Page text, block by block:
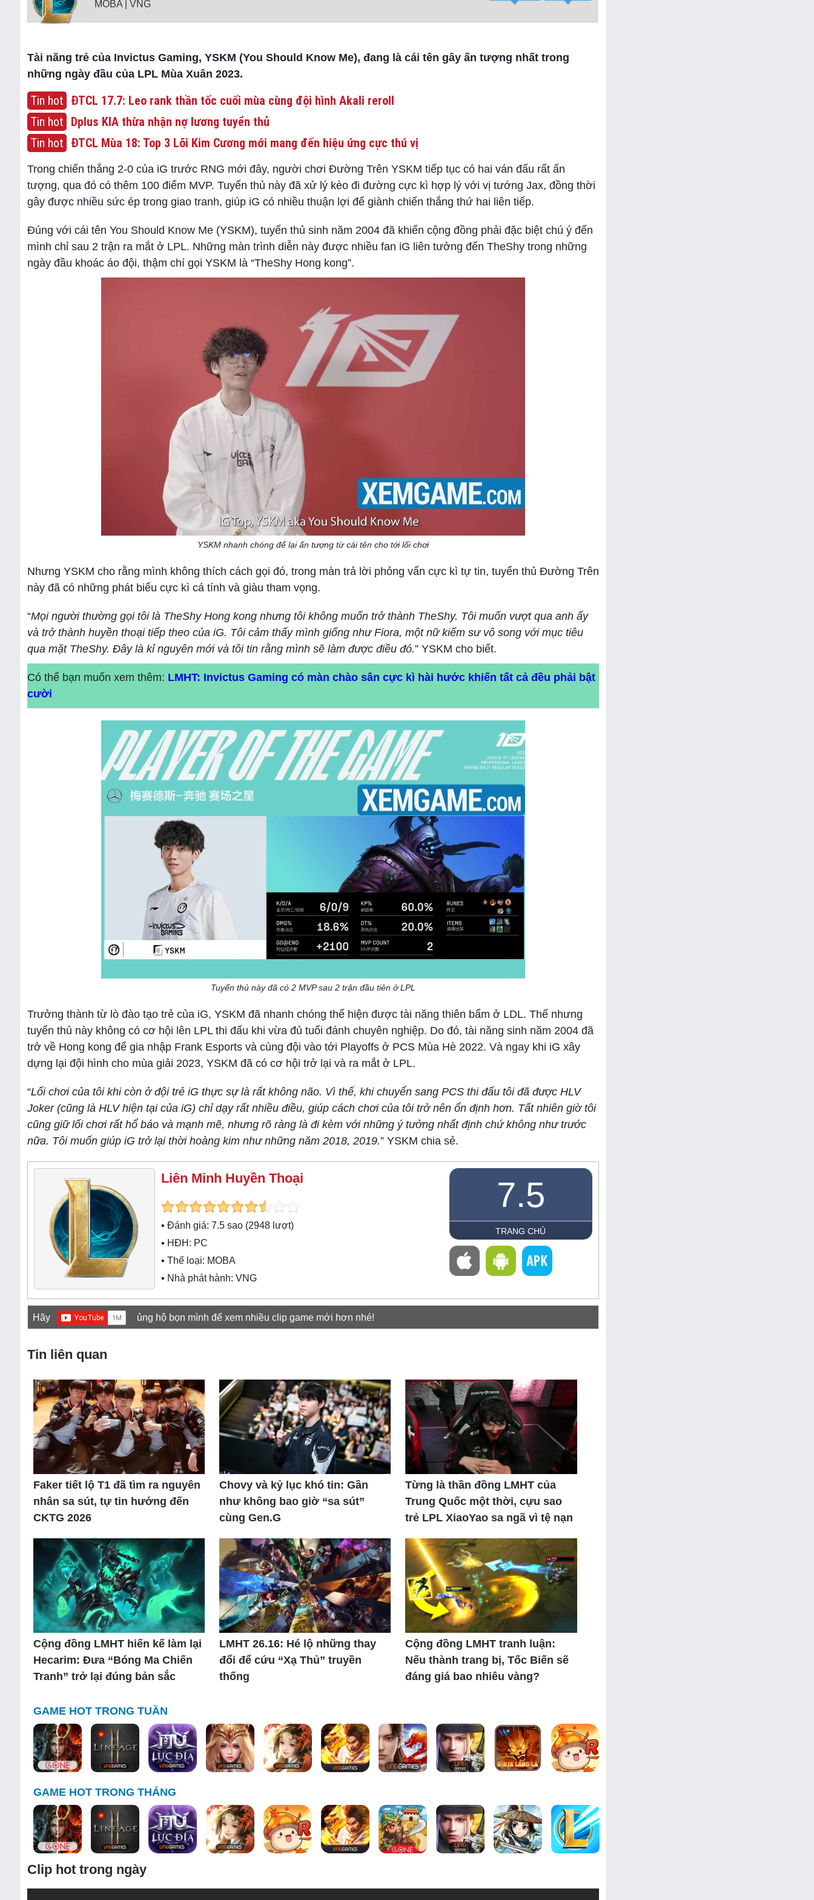
MOBA | VNG
Tài năng trẻ của Invictus Gaming, YSKM (You Should Know Me), đang là cái tên gây ấn tượng nhất trong
những ngày đầu của LPL Mùa Xuân 2023.
Tin hot ĐTCL 17.7: Leo rank thần tốc cuối mùa cùng đội hình Akali reroll
Tin hot Dplus KIA thừa nhận nợ lương tuyển thủ
Tin hot ĐTCL Mùa 18: Top 3 Lõi Kim Cương mới mang đến hiệu ứng cực thú vị
Trong chiến thắng 2-0 của iG trước RNG mới đây, người chơi Đường Trên YSKM tiếp tục có hai ván đấu rất ấn
tượng, qua đó có thêm 100 điểm MVP. Tuyển thủ này đã xử lý kèo đi đường cực kì hợp lý với vị tướng Jax, đồng thời
gây được nhiều sức ép trong giao tranh, giúp iG có nhiều thuận lợi để giành chiến thắng thứ hai liên tiếp.
Đúng với cái tên You Should Know Me (YSKM), tuyển thủ sinh năm 2004 đã khiến cộng đồng phải đặc biệt chú ý đến
mình chỉ sau 2 trận ra mắt ở LPL. Những màn trình diễn này được nhiều fan iG liên tưởng đến TheShy trong những
ngày đầu khoác áo đội, thậm chí gọi YSKM là “TheShy Hong kong”.
YSKM nhanh chóng để lại ấn tượng từ cái tên cho tới lối chơi
Nhưng YSKM cho rằng mình không thích cách gọi đó, trong màn trả lời phỏng vấn cực kì tự tin, tuyển thủ Đường Trên
này đã có những phát biểu cực kì cá tính và giàu tham vọng.
“Mọi người thường gọi tôi là TheShy Hong kong nhưng tôi không muốn trở thành TheShy. Tôi muốn vượt qua anh ấy
và trở thành huyền thoại tiếp theo của iG. Tôi cảm thấy mình giống như Fiora, một nữ kiếm sư vô song với mục tiêu
qua mặt TheShy. Đây là kỉ nguyên mới và tôi tin rằng mình sẽ làm được điều đó.” YSKM cho biết.
Có thể bạn muốn xem thêm: LMHT: Invictus Gaming có màn chào sân cực kì hài hước khiến tất cả đều phải bật
cười
Tuyển thủ này đã có 2 MVP sau 2 trận đầu tiên ở LPL
Trưởng thành từ lò đào tạo trẻ của iG, YSKM đã nhanh chóng thể hiện được tài năng thiên bẩm ở LDL. Thế nhưng
tuyển thủ này không có cơ hội lên LPL thi đấu khi vừa đủ tuổi đánh chuyên nghiệp. Do đó, tài năng sinh năm 2004 đã
trở về Hong kong để gia nhập Frank Esports và cùng đội vào tới Playoffs ở PCS Mùa Hè 2022. Và ngay khi iG xây
dựng lại đội hình cho mùa giải 2023, YSKM đã có cơ hội trở lại và ra mắt ở LPL.
“Lối chơi của tôi khi còn ở đội trẻ iG thực sự là rất không não. Vì thế, khi chuyển sang PCS thi đấu tôi đã được HLV
Joker (cũng là HLV hiện tại của iG) chỉ dạy rất nhiều điều, giúp cách chơi của tôi trở nên ổn định hơn. Tất nhiên giờ tôi
cũng giữ lối chơi rất hổ báo và mạnh mẽ, nhưng rõ ràng là đi kèm với những ý tưởng nhất định chứ không như trước
nữa. Tôi muốn giúp iG trở lại thời hoàng kim như những năm 2018, 2019.” YSKM chia sẻ.
Liên Minh Huyền Thoại
▪ Đánh giá: 7.5 sao (2948 lượt)
▪ HĐH: PC
▪ Thể loại: MOBA
▪ Nhà phát hành: VNG
7.5
TRANG CHỦ
Hãy ủng hộ bọn mình để xem nhiều clip game mới hơn nhé!
Tin liên quan
Faker tiết lộ T1 đã tìm ra nguyên
nhân sa sút, tự tin hướng đến
CKTG 2026
Chovy và kỷ lục khó tin: Gần
như không bao giờ “sa sút”
cùng Gen.G
Từng là thần đồng LMHT của
Trung Quốc một thời, cựu sao
trẻ LPL XiaoYao sa ngã vì tệ nạn
Cộng đồng LMHT hiến kế làm lại
Hecarim: Đưa “Bóng Ma Chiến
Tranh” trở lại đúng bản sắc
LMHT 26.16: Hé lộ những thay
đổi để cứu “Xạ Thủ” truyền
thống
Cộng đồng LMHT tranh luận:
Nếu thành trang bị, Tốc Biến sẽ
đáng giá bao nhiêu vàng?
GAME HOT TRONG TUẦN
GAME HOT TRONG THÁNG
Clip hot trong ngày